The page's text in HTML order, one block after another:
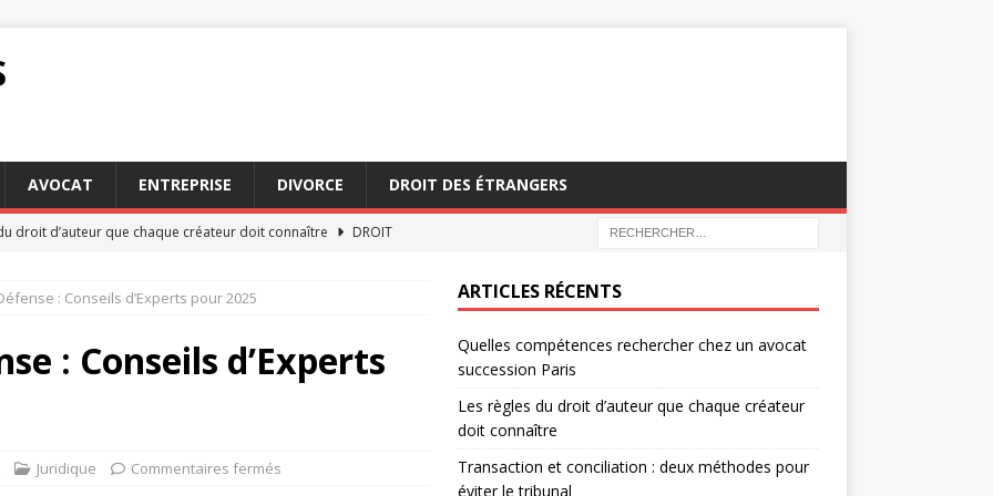
AVOCAT ENTREPRISE DIVORCE DROIT DES ÉTRANGERS
droit d’auteur que chaque créateur doit connaître
DROIT
des Français sans conseiller fiscal particulier
: Conseils d’Experts pour 2025
: Conseils d’Experts
Juridique Commentaires fermés
ARTICLES RÉCENTS
Quelles compétences rechercher chez un avocat
succession Paris
Les règles du droit d’auteur que chaque créateur
doit connaître
Transaction et conciliation : deux méthodes pour
éviter le tribunal